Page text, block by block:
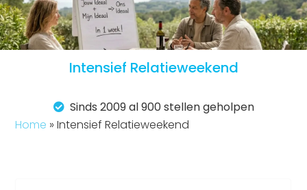
Intensief Relatieweekend
Sinds 2009 al 900 stellen geholpen
Home »Intensief Relatieweekend